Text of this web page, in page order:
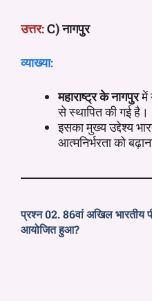
उत्तर:C) नागपुर
व्याख्या:
महाराष्ट्र के नागपुरमें
से स्थापित की गई है।
इसका मुख्य उद्देश्य
आत्मनिर्भरता को
प्रश्न 02. 86वां अखिल भारतीय
आयोजित हुआ?